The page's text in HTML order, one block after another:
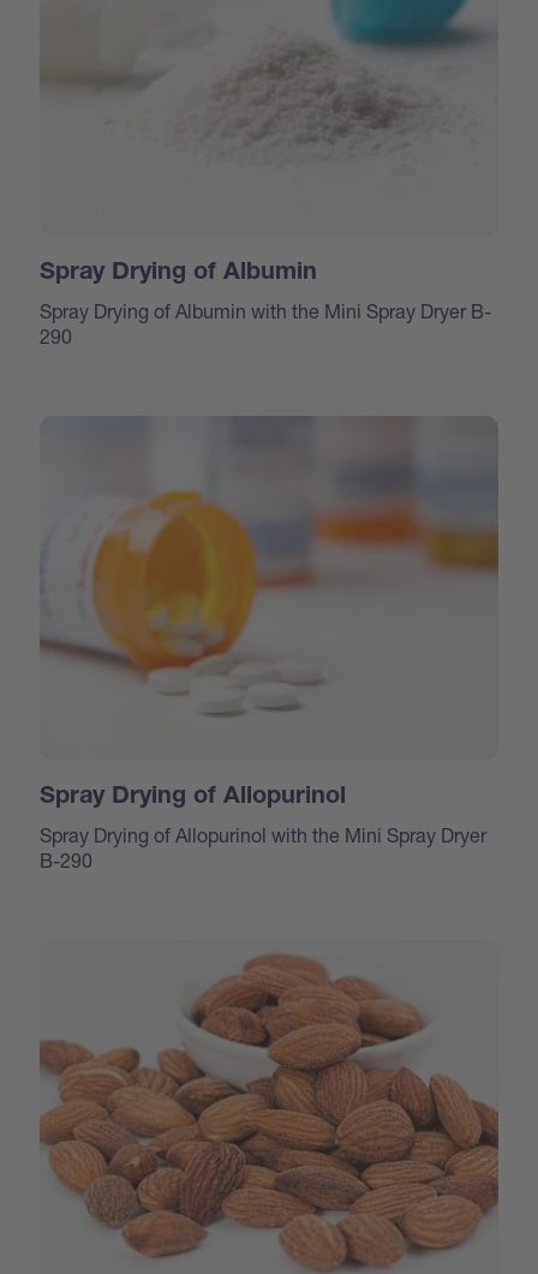
Spray Drying of Albumin
Spray Drying of Albumin with the Mini Spray Dryer B-
290
Spray Drying of Allopurinol
Spray Drying of Allopurinol with the Mini Spray Dryer
B-290